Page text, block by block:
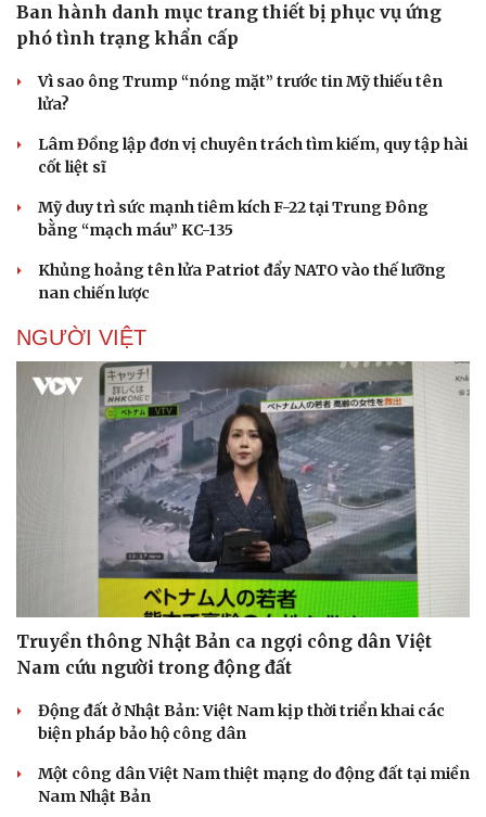
Thông tin doanh nghiệp
Doanh nghiệp 24h
Doanh nhân
Công nghệ
Sành điệu
Tin Công nghệ
Trải nghiệm
Ban hành danh mục trang thiết bị phục vụ ứng
phó tình trạng khẩn cấp
Vì sao ông Trump “nóng mặt” trước tin Mỹ thiếu tên
lửa?
Lâm Đồng lập đơn vị chuyên trách tìm kiếm, quy tập hài
cốt liệt sĩ
Mỹ duy trì sức mạnh tiêm kích F-22 tại Trung Đông
bằng “mạch máu” KC-135
Khủng hoảng tên lửa Patriot đẩy NATO vào thế lưỡng
nan chiến lược
NGƯỜI VIỆT
Truyền thông Nhật Bản ca ngợi công dân Việt
Nam cứu người trong động đất
Động đất ở Nhật Bản: Việt Nam kịp thời triển khai các
biện pháp bảo hộ công dân
Một công dân Việt Nam thiệt mạng do động đất tại miền
Nam Nhật Bản